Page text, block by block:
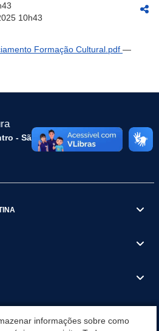
10h43
Formação Cultural.pdf —
- São Vicente / SP
informações sobre como